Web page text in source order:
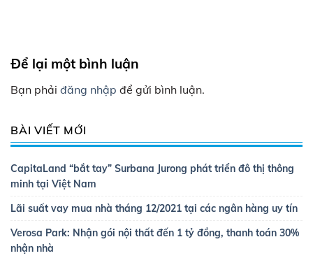
Để lại một bình luận
Bạn phải đăng nhập để gửi bình luận.
BÀI VIẾT MỚI
CapitaLand “bắt tay” Surbana Jurong phát triển đô thị thông
minh tại Việt Nam
Lãi suất vay mua nhà tháng 12/2021 tại các ngân hàng uy tín
Verosa Park: Nhận gói nội thất đến 1 tỷ đồng, thanh toán 30%
nhận nhà